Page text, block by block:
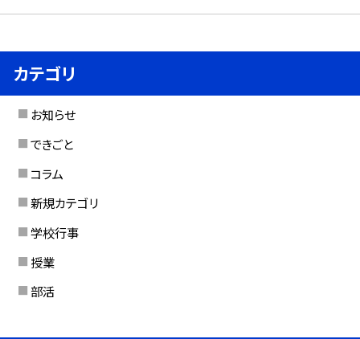
カテゴリ
お知らせ
できごと
コラム
新規カテゴリ
学校行事
授業
部活